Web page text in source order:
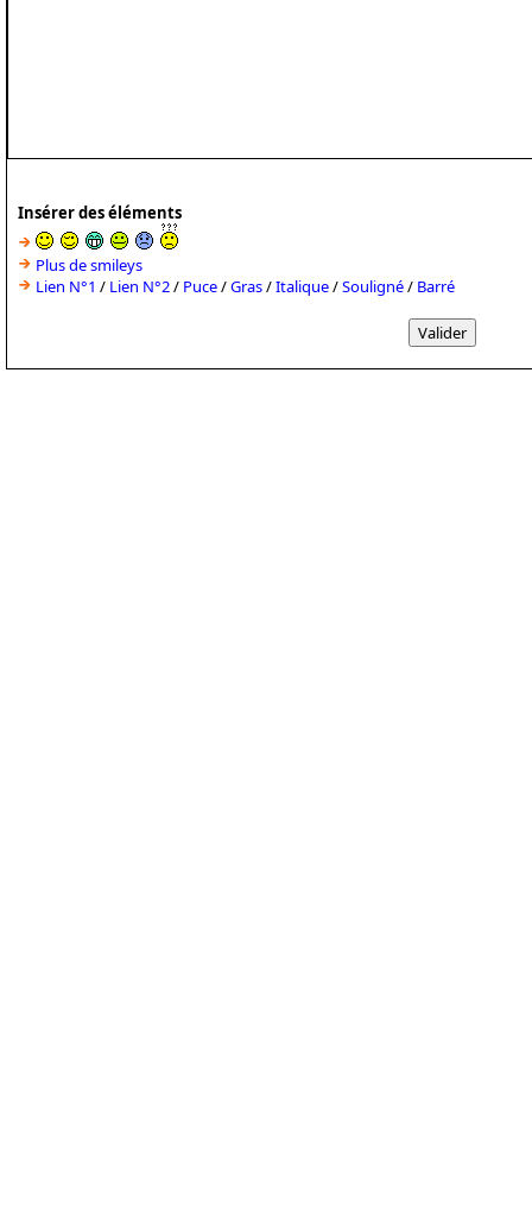
Insérer des éléments
Plus de smileys
Lien N°1 / Lien N°2/ Puce/Gras/Italique/Souligné/ Barré